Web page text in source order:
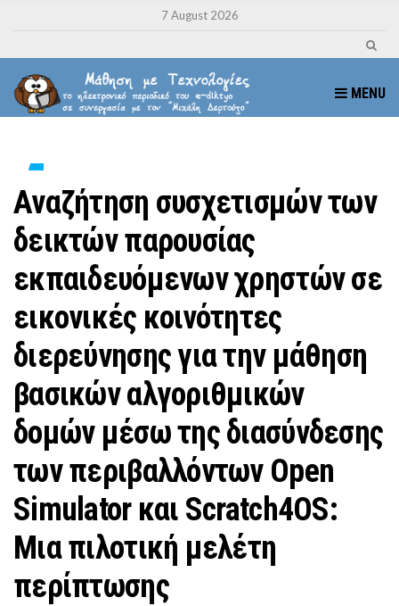
7 August 2026
MENU
Αναζήτηση συσχετισμών των
δεικτών παρουσίας
εκπαιδευόμενων χρηστών σε
εικονικές κοινότητες
διερεύνησης για την μάθηση
βασικών αλγοριθμικών
δομών μέσω της διασύνδεσης
των περιβαλλόντων Open
Simulator και Scratch4OS:
Μια πιλοτική μελέτη
περίπτωσης